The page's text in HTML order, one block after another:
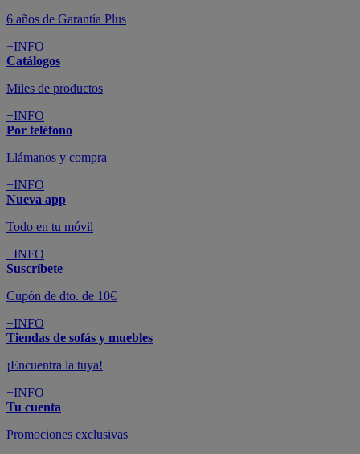
6 años de Garantía Plus
+INFO
Catálogos
Miles de productos
+INFO
Por teléfono
Llámanos y compra
+INFO
Nueva app
Todo en tu móvil
+INFO
Suscríbete
Cupón de dto. de 10€
+INFO
Tiendas de sofás y muebles
¡Encuentra la tuya!
+INFO
Tu cuenta
Promociones exclusivas